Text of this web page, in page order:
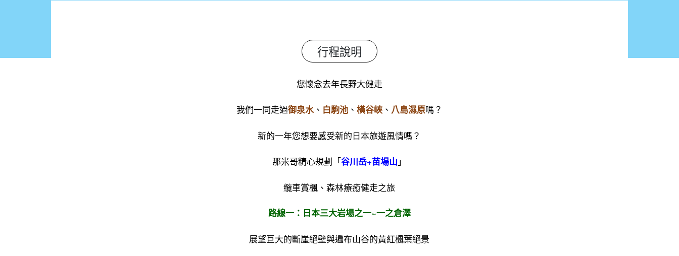
行程說明
您懷念去年長野大健走
我們一同走過御泉水、 白駒池、 橫谷峽、 八島濕原嗎？
新的一年您想要感受新的日本旅遊風情嗎？
那米哥精心規劃「谷川岳+苗場山 」
纜車賞楓、森林療癒健走之旅
路線一：日本三大岩場之一~一之倉澤
展望巨大的斷崖絕壁與遍布山谷的黃紅楓葉絕景